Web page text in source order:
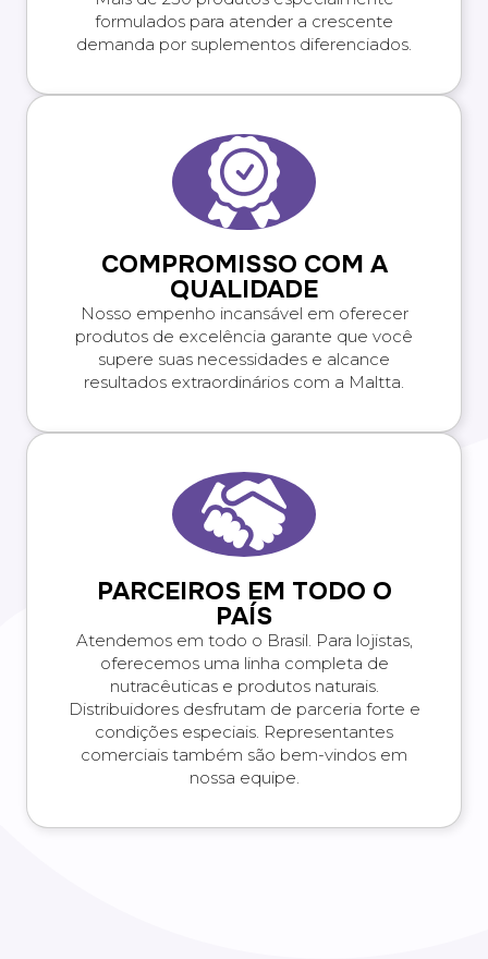
formulados para atender a crescente
demanda por suplementos diferenciados.
COMPROMISSO COM A
QUALIDADE
Nosso empenho incansável em oferecer
produtos de excelência garante que você
supere suas necessidades e alcance
resultados extraordinários com a Maltta.
PARCEIROS EM TODO O
PAÍS
Atendemos em todo o Brasil. Para lojistas,
oferecemos uma linha completa de
nutracêuticas e produtos naturais.
Distribuidores desfrutam de parceria forte e
condições especiais. Representantes
comerciais também são bem-vindos em
nossa equipe.